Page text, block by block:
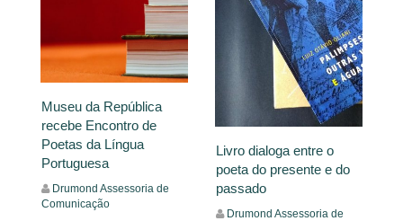
Museu da República
recebe Encontro de
Poetas da Língua
Portuguesa
Drumond Assessoria de
Comunicação
Livro dialoga entre o
poeta do presente e do
passado
Drumond Assessoria de